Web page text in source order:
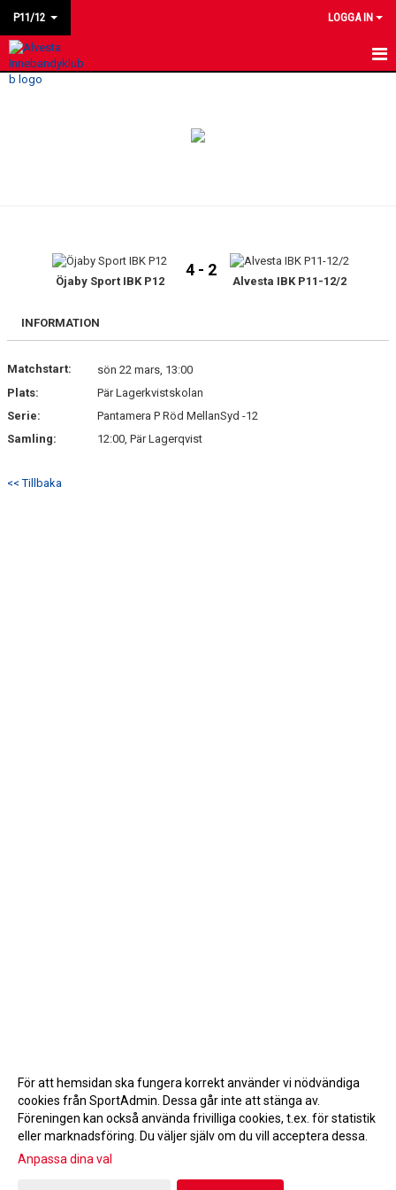
P11/12 LOGGA IN
HEM
BILDGALLERI
KONTAKT
Öjaby Sport IBK P12
4 - 2
Alvesta IBK P11-12/2
INFORMATION
Matchstart:
sön 22 mars, 13:00
Plats:
Pär Lagerkvistskolan
Serie:
Pantamera P Röd MellanSyd -12
Samling:
12:00, Pär Lagerqvist
<< Tillbaka
Gå till Webbversion
För att hemsidan ska fungera korrekt använder vi nödvändiga
cookies från SportAdmin. Dessa går inte att stänga av.
Föreningen kan också använda frivilliga cookies, t.ex. för statistik
eller marknadsföring. Du väljer själv om du vill acceptera dessa.
Anpassa dina val